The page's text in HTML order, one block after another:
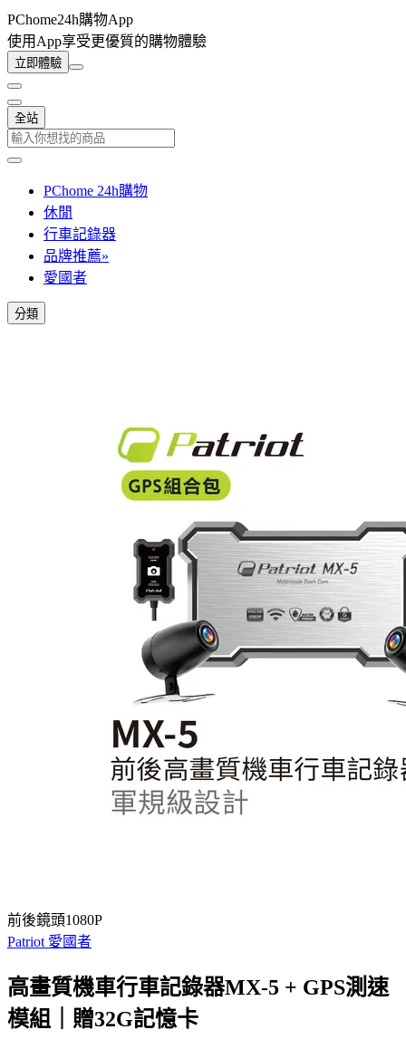
PChome24h購物App
使用App享受更優質的購物體驗
立即體驗
全站
PChome 24h購物
休閒
行車記錄器
品牌推薦»
愛國者
分類
前後鏡頭1080P
Patriot 愛國者
高畫質機車行車記錄器MX-5 + GPS測速
模組｜贈32G記憶卡